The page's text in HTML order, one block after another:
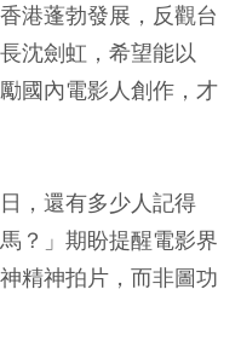
港蓬勃發展，反觀台
沈劍虹，希望能以
國內電影人創作，才
，還有多少人記得
？」期盼提醒電影界
精神拍片，而非圖功